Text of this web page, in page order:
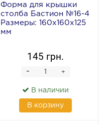
Форма для крышки
столба Бастион №16-4
Размеры: 160x160x125
мм
145 грн.
+
-
В наличии
В корзину